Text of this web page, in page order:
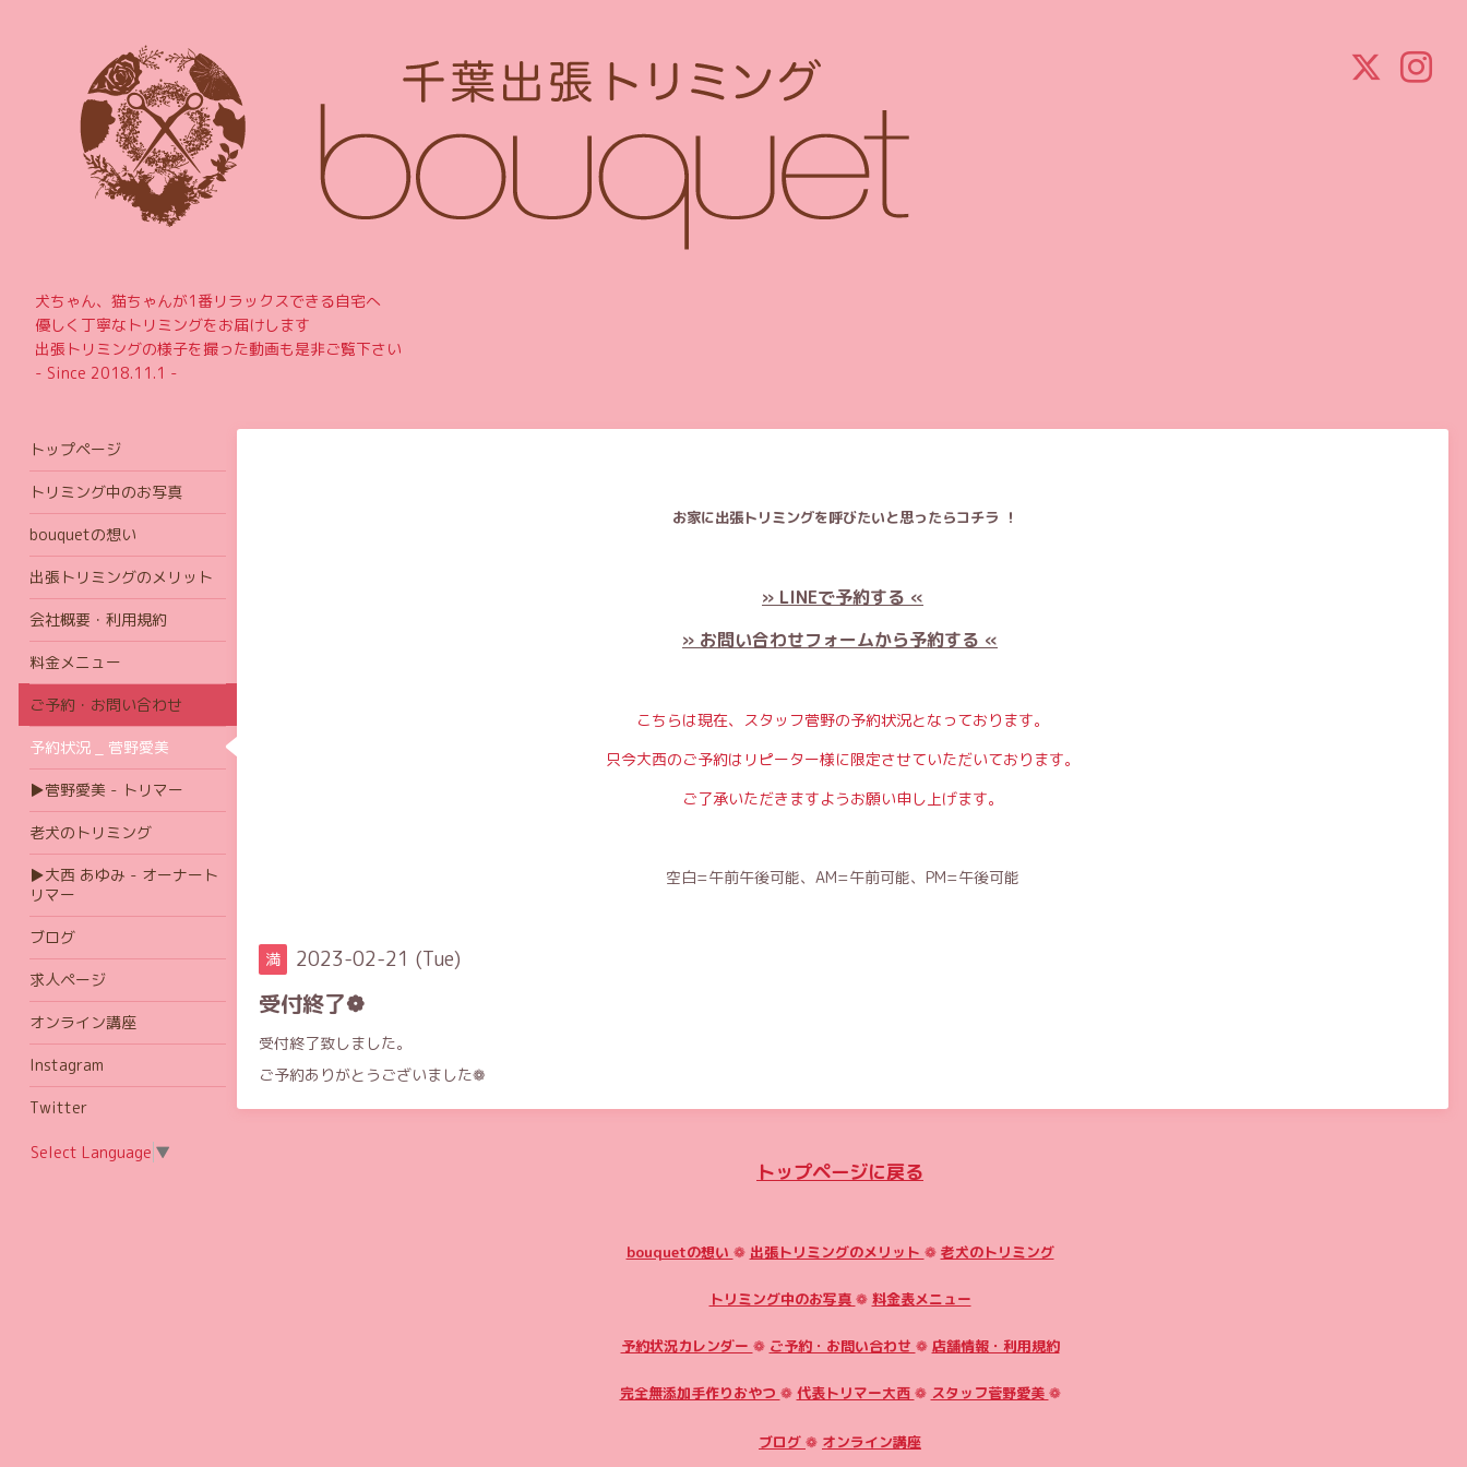
犬ちゃん、猫ちゃんが1番リラックスできる自宅へ
優しく丁寧なトリミングをお届けします
出張トリミングの様子を撮った動画も是非ご覧下さい
- Since 2018.11.1 -
お家に出張トリミングを呼びたいと思ったらコチラ ！
» LINEで予約する «
» お問い合わせフォームから予約する «
こちらは現在、スタッフ菅野の予約状況となっております。
只今大西のご予約はリピーター様に限定させていただいております。
ご了承いただきますようお願い申し上げます。
空白=午前午後可能、AM=午前可能、PM=午後可能
満 2023-02-21 (Tue)
受付終了❁︎
受付終了致しました。
ご予約ありがとうございました❁︎
トップページに戻る
bouquetの想い ❁ 出張トリミングのメリット ❁ 老犬のトリミング
トリミング中のお写真 ❁ 料金表メニュー
予約状況カレンダー ❁ ご予約・お問い合わせ ❁ 店舗情報・利用規約
完全無添加手作りおやつ ❁ 代表トリマー大西 ❁ スタッフ菅野愛美 ❁
ブログ ❁ オンライン講座
トップページ
トリミング中のお写真
bouquetの想い
出張トリミングのメリット
会社概要・利用規約
料金メニュー
ご予約・お問い合わせ
予約状況 _ 菅野愛美
▶菅野愛美 - トリマー
老犬のトリミング
▶大西 あゆみ - オーナート
リマー
ブログ
求人ページ
オンライン講座
Instagram
Twitter
Select Language ▼